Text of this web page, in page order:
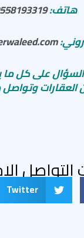
هاتف:0558193319
info@marketerwaleed.com
على كل ما
وتواصل
Twitter